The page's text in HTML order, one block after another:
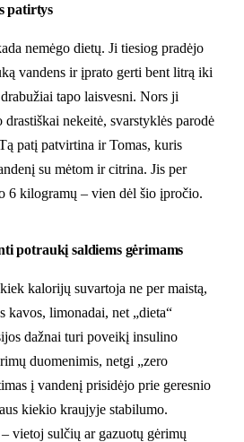
patirtys
nemėgo dietų. Ji tiesiog pradėjo
vandens ir įprato gerti bent litrą iki
tapo laisvesni. Nors ji
nekeitė, svarstyklės parodė
patį patvirtina ir Tomas, kuris
su mėtom ir citrina. Jis per
6 kilogramų – vien dėl šio įpročio.
potraukį saldiems gėrimams
kalorijų suvartoja ne per maistą,
kavos, limonadai, net „dieta“
dažnai turi poveikį insulino
duomenimis, netgi „zero
į vandenį prisidėjo prie geresnio
kiekio kraujyje stabilumo.
vietoj sulčių ar gazuotų gėrimų